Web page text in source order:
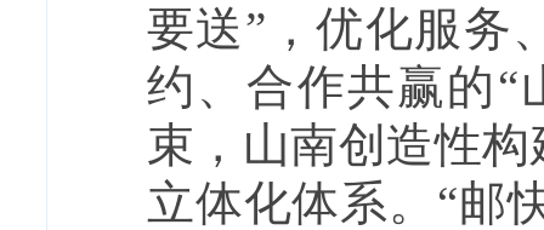
要送”，优化服务
约、合作共赢的“
束，山南创造性
立体化体系。“邮